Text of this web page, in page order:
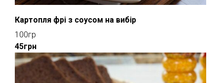
Картопля фрі з соусом на вибір
100гр
45грн